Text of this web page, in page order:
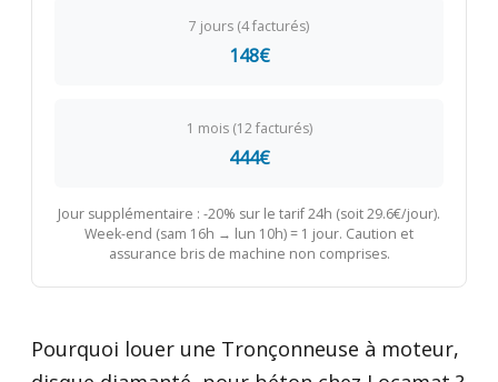
7 jours (4 facturés)
148€
1 mois (12 facturés)
444€
Jour supplémentaire : -20% sur le tarif 24h (soit 29.6€/jour).
Week-end (sam 16h → lun 10h) = 1 jour. Caution et
assurance bris de machine non comprises.
Pourquoi louer une Tronçonneuse à moteur,